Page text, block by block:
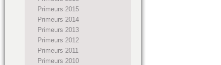
Primeurs 2015
Primeurs 2014
Primeurs 2013
Primeurs 2012
Primeurs 2011
Primeurs 2010